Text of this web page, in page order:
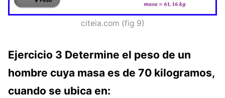
citeia.com (fig 9)
Ejercicio 3 Determine el peso de un
hombre cuya masa es de 70 kilogramos,
cuando se ubica en: